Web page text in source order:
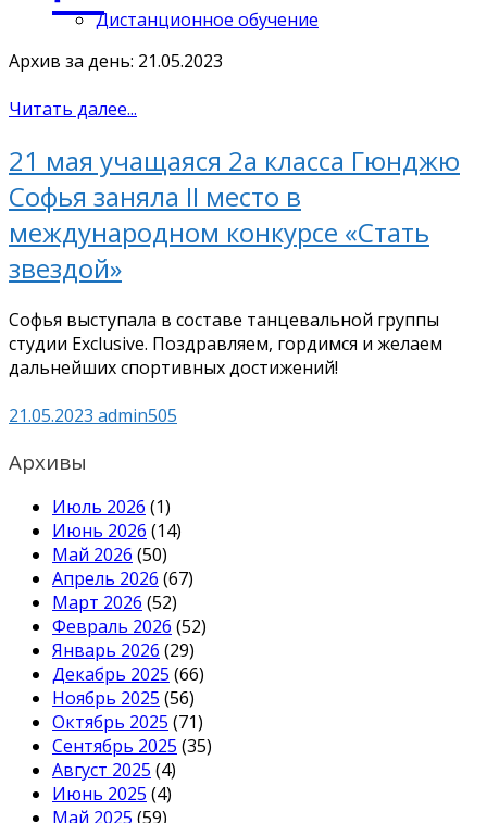
Дистанционное обучение
Архив за день: 21.05.2023
Читать далее...
21 мая учащаяся 2а класса Гюнджю
Софья заняла II место в
международном конкурсе «Стать
звездой»
Софья выступала в составе танцевальной группы
студии Exclusive. Поздравляем, гордимся и желаем
дальнейших спортивных достижений!
21.05.2023 admin505
Архивы
Июль 2026 (1)
Июнь 2026 (14)
Май 2026 (50)
Апрель 2026 (67)
Март 2026 (52)
Февраль 2026 (52)
Январь 2026 (29)
Декабрь 2025 (66)
Ноябрь 2025 (56)
Октябрь 2025 (71)
Сентябрь 2025 (35)
Август 2025 (4)
Июнь 2025 (4)
Май 2025 (59)